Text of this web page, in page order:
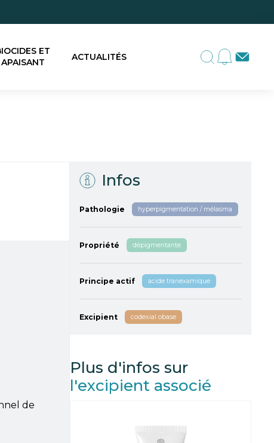
ET
APAISANT
ACTUALITÉS
de
Infos
Pathologie hyperpigmentation / mélasma
Propriété dépigmentante
Principe actif acide tranexamique
Excipient codexial obase
Plus d'infos sur
l'excipient associé